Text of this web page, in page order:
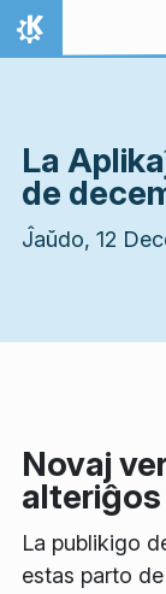
Salti al enhavo
Hejmo
La
de
Ĵaŭdo, 12
Novaj
La publikigo
estas parto